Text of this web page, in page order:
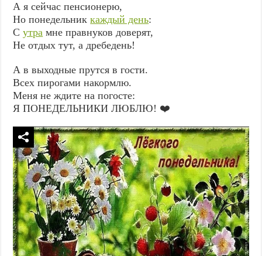
А я сейчас пенсионерю,
Но понедельниккаждый день:
Сутра мне правнуков доверят,
Не отдых тут, а дребедень!
А в выходные прутся в гости.
Всех пирогами накормлю.
Меня не ждите на погосте:
Я ПОНЕДЕЛЬНИКИ ЛЮБЛЮ! ❤️